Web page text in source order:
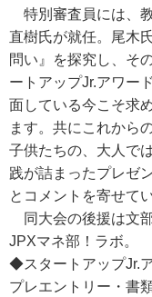
特別審査員には、
直樹氏が就任。尾木
問い』を探究し、そ
ートアップJr.アワー
面している今こそ求
ます。共にこれから
子供たちの、大人で
践が詰まったプレゼ
とコメントを寄せてい
同大会の後援は文
JPXマネ部！ラボ。
◆スタートアップJr.
プレエントリー・書